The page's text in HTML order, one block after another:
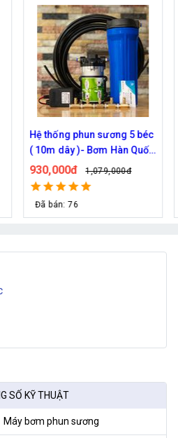
Hệ thống phun sương 5 béc
( 10m dây )- Bơm Hàn Quốc
6017 trọn bộ
930,000đ 1,079,000đ
Đã bán: 76
SỐ KỸ THUẬT
Máy bơm phun sương